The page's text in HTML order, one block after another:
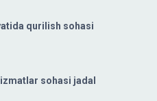
qurilish sohasi
sohasi jadal